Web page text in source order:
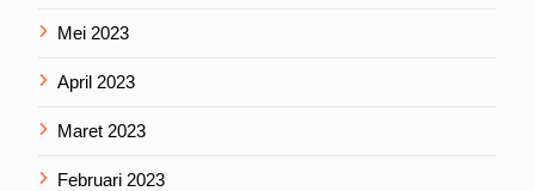
Mei 2023
April 2023
Maret 2023
Februari 2023